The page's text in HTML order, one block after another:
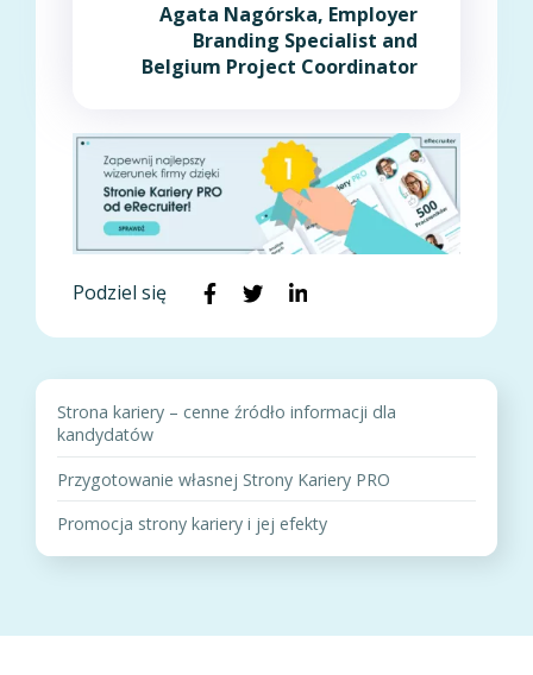
Agata Nagórska, Employer
Branding Specialist and
Belgium Project Coordinator
Podziel się
Strona kariery – cenne źródło informacji dla
kandydatów
Przygotowanie własnej Strony Kariery PRO
Promocja strony kariery i jej efekty